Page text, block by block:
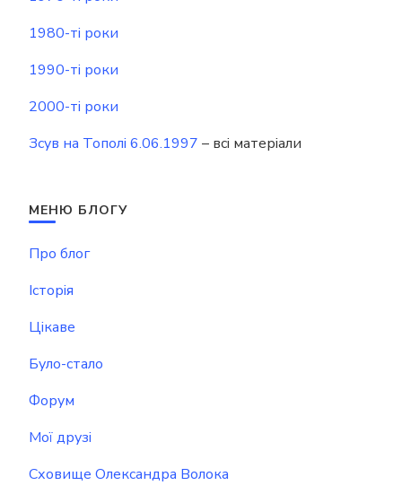
1980-ті роки
1990-ті роки
2000-ті роки
Зсув на Тополі 6.06.1997 – всі матеріали
МЕНЮ БЛОГУ
Про блог
Історія
Цікаве
Було-стало
Форум
Мої друзі
Сховище Олександра Волока